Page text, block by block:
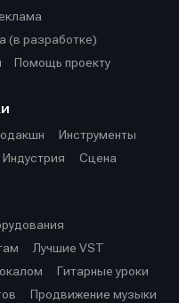
(в разработке)
Помощь проекту
Инструменты
Индустрия Сцена
Лучшие VST
Гитарные уроки
Продвижение музыки